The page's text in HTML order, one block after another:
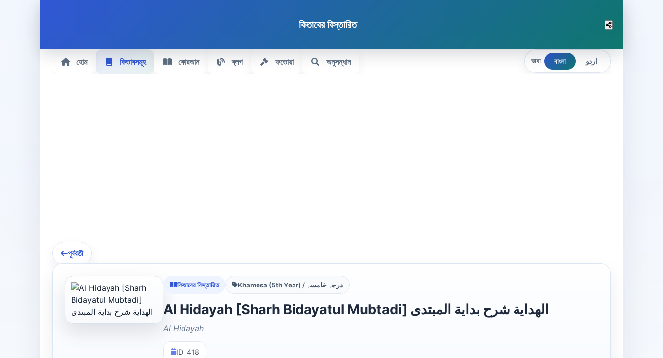
কিতাবের বিস্তারিত
হোম কিতাবসমূহ কোরআন ব্লগ ফতোয়া অনুসন্ধান ভাষা বাংলা اردو
পূর্ববর্তী
কিতাবের বিস্তারিত Khamesa (5th Year) / درجہ خامسہ
Al Hidayah [Sharh Bidayatul Mubtadi] الهداية شرح بداية المبتدى
Al Hidayah
ID: 418